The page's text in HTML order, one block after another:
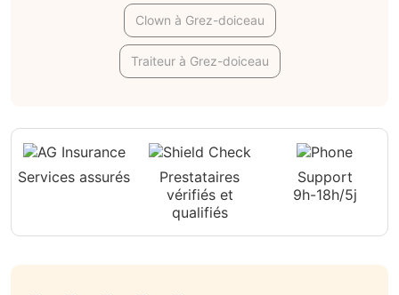
Clown à Grez-doiceau
Traiteur à Grez-doiceau
Services assurés
Prestataires
vérifiés et
qualifiés
Support
9h-18h/5j